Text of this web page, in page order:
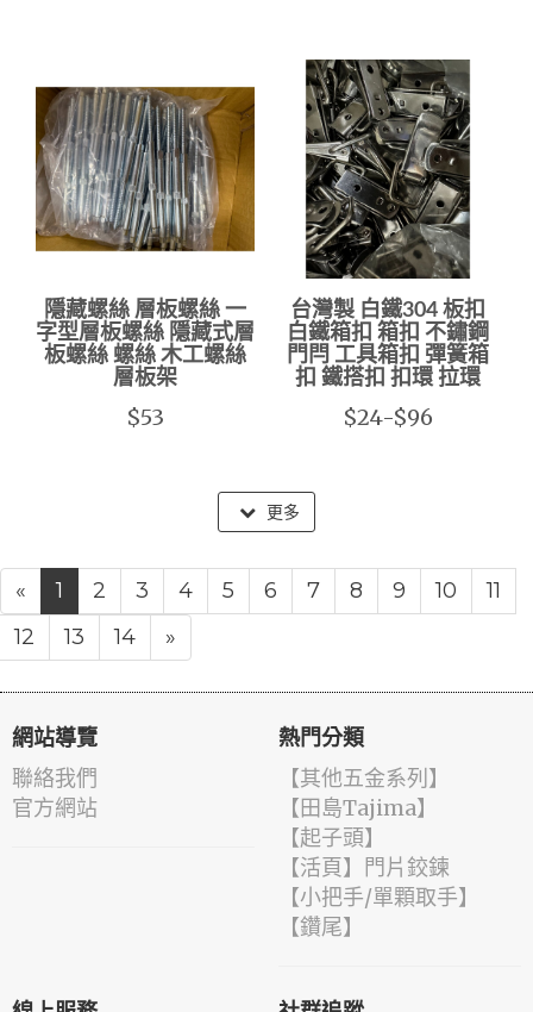
隱藏螺絲 層板螺絲 一
字型層板螺絲 隱藏式層
板螺絲 螺絲 木工螺絲
層板架
$53
台灣製 白鐵304 板扣
白鐵箱扣 箱扣 不鏽鋼
門閂 工具箱扣 彈簧箱
扣 鐵搭扣 扣環 拉環
$24-$96
更多
« 1 2 3 4 5 6 7 8 9 10
11
12
13 14 »
網站導覽
聯絡我們
官方網站
熱門分類
【其他五金系列】
【田島Tajima】
【起子頭】
【活頁】門片鉸鍊
【小把手/單顆取手】
【鑽尾】